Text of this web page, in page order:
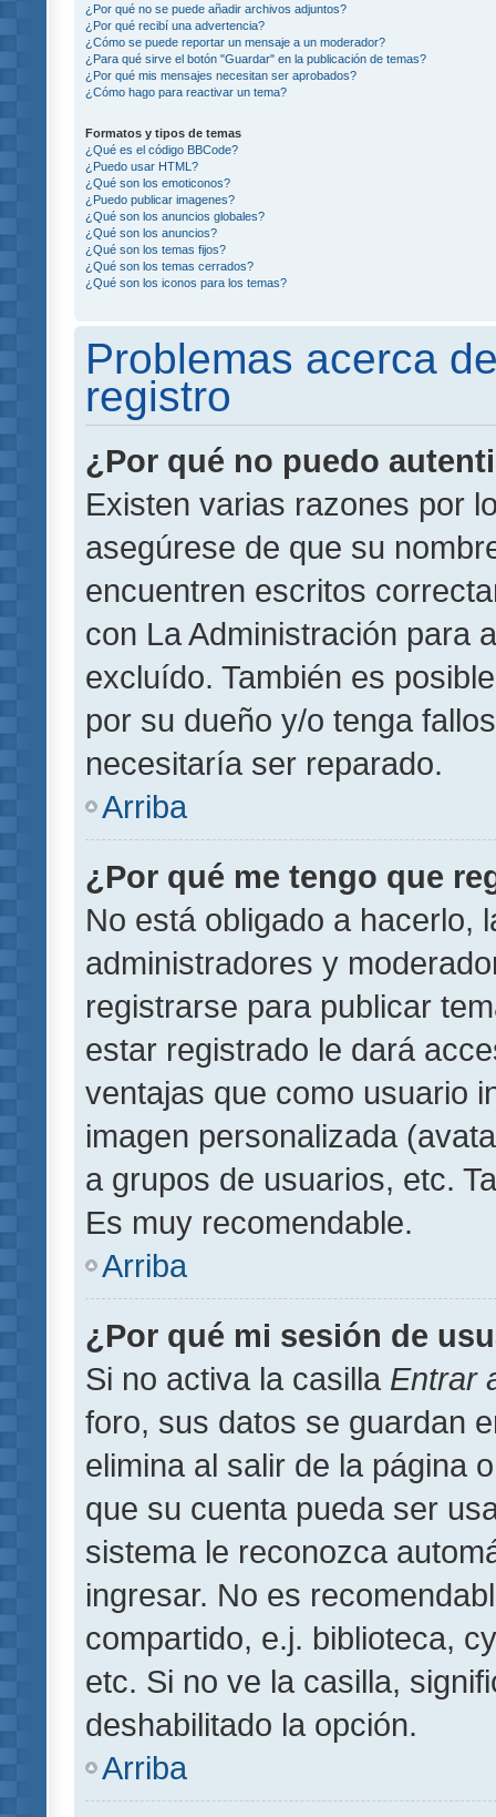
¿Por qué no se puede añadir archivos adjuntos?
¿Por qué recibí una advertencia?
¿Cómo se puede reportar un mensaje a un moderador?
¿Para qué sirve el botón "Guardar" en la publicación de temas?
¿Por qué mis mensajes necesitan ser aprobados?
¿Cómo hago para reactivar un tema?
Formatos y tipos de temas
¿Qué es el código BBCode?
¿Puedo usar HTML?
¿Qué son los emoticonos?
¿Puedo publicar imagenes?
¿Qué son los anuncios globales?
¿Qué son los anuncios?
¿Qué son los temas fijos?
¿Qué son los temas cerrados?
¿Qué son los iconos para los temas?
Problemas acerca
registro
¿Por qué no puedo
Existen varias razones por
asegúrese de que su
encuentren escritos
con La Administración para
excluído. También es
por su dueño y/o tenga
necesitaría ser reparado.
Arriba
¿Por qué me tengo que
No está obligado a hacerlo,
administradores y
registrarse para publicar
estar registrado le dará
ventajas que como usuario
imagen personalizada
a grupos de usuarios, etc.
Es muy recomendable.
Arriba
¿Por qué mi sesión de
Si no activa la casilla Entrar
foro, sus datos se guardan
elimina al salir de la página
que su cuenta pueda ser
sistema le reconozca
ingresar. No es
compartido, e.j. biblioteca,
etc. Si no ve la casilla,
deshabilitado la opción.
Arriba